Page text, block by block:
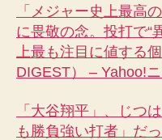
「メジャー史上最高
に畏敬の念。投打で“
上最も注目に値する
DIGEST） – Yahoo!
「大谷翔平」、じつ
も勝負強い打者」だ